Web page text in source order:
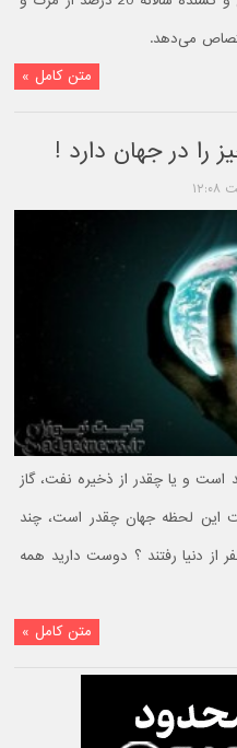
می‌دهد.
متن کامل »
را در جهان دارد !
است و یا چقدر از ذخیره نفت، گاز
این لحظه جهان چقدر است، چند
از دنیا رفتند ؟ دوست دارید همه
متن کامل »